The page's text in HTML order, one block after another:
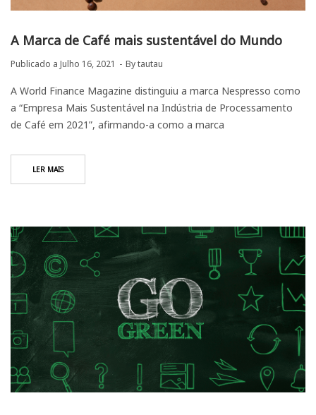
A Marca de Café mais sustentável do Mundo
Publicado a Julho 16, 2021 Bytautau
A World Finance Magazine distinguiu a marca Nespresso como
a “Empresa Mais Sustentável na Indústria de Processamento
de Café em 2021”, afirmando-a como a marca
LER MAIS